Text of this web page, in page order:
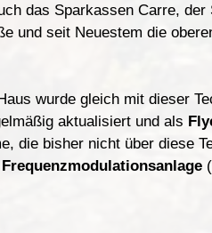
das Sparkassen Carre, der
und seit Neuestem die
wurde gleich mit dieser
aktualisiert und als
die bisher nicht über diese